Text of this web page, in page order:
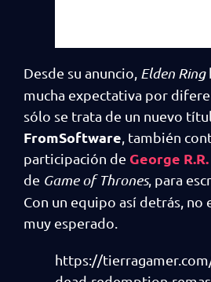
Desde su anuncio, Elden Ring
mucha expectativa por
sólo se trata de un nuevo
FromSoftware , también
participación de George
de Game of Thrones, para
Con un equipo así detrás, no
muy esperado.
https://